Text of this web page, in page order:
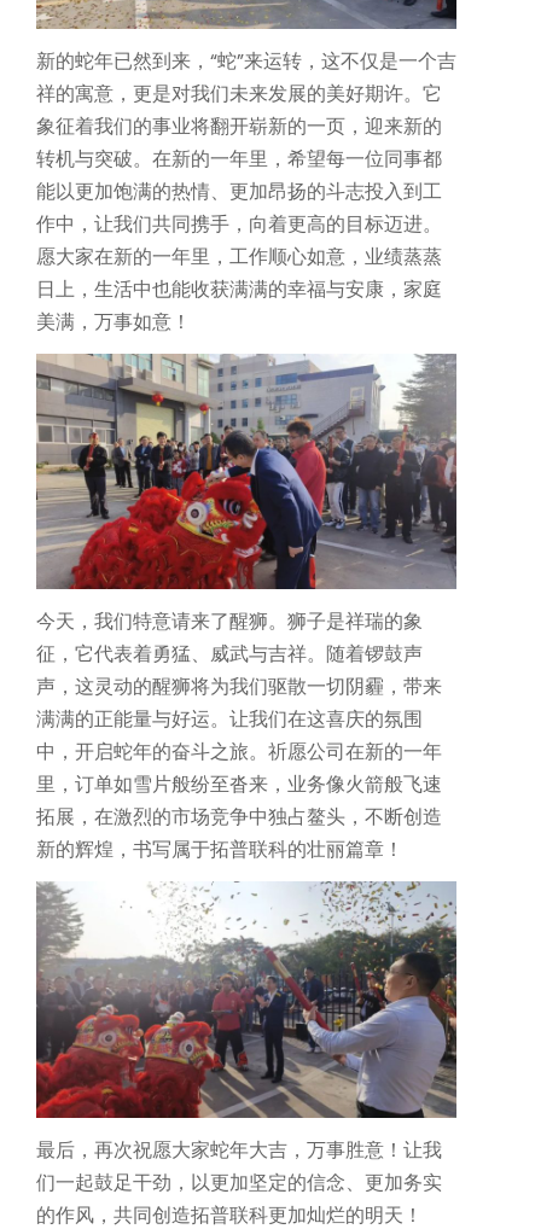
芯片测试高频方案
极致耐久下的高频测试，确保探针接触稳定，护航芯片良率
新的蛇年已然到来，“蛇”来运转，这不仅是一个吉
祥的寓意，更是对我们未来发展的美好期许。它
象征着我们的事业将翻开崭新的一页，迎来新的
转机与突破。在新的一年里，希望每一位同事都
能以更加饱满的热情、更加昂扬的斗志投入到工
作中，让我们共同携手，向着更高的目标迈进。
愿大家在新的一年里，工作顺心如意，业绩蒸蒸
日上，生活中也能收获满满的幸福与安康，家庭
美满，万事如意！
今天，我们特意请来了醒狮。狮子是祥瑞的象
征，它代表着勇猛、威武与吉祥。随着锣鼓声
声，这灵动的醒狮将为我们驱散一切阴霾，带来
满满的正能量与好运。让我们在这喜庆的氛围
中，开启蛇年的奋斗之旅。祈愿公司在新的一年
里，订单如雪片般纷至沓来，业务像火箭般飞速
拓展，在激烈的市场竞争中独占鳌头，不断创造
新的辉煌，书写属于拓普联科的壮丽篇章！
最后，再次祝愿大家蛇年大吉，万事胜意！让我
们一起鼓足干劲，以更加坚定的信念、更加务实
的作风，共同创造拓普联科更加灿烂的明天！